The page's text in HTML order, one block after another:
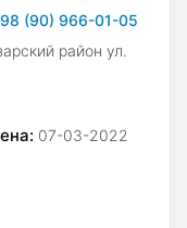
(90) 966-01-05
район ул.
07-03-2022